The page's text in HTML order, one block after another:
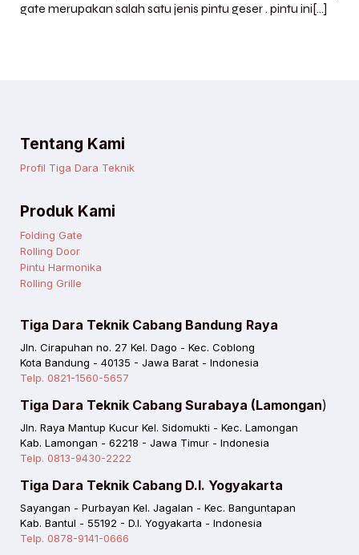
gate merupakan salah satu jenis pintu geser . pintu ini[…]
Tentang Kami
Profil Tiga Dara Teknik
Produk Kami
Folding Gate
Rolling Door
Pintu Harmonika
Rolling Grille
Tiga Dara Teknik Cabang Bandung Raya
Jln. Cirapuhan no. 27 Kel. Dago - Kec. Coblong
Kota Bandung - 40135 - Jawa Barat - Indonesia
Telp. 0821-1560-5657
Tiga Dara Teknik Cabang Surabaya (Lamongan)
Jln. Raya Mantup Kucur Kel. Sidomukti - Kec. Lamongan
Kab. Lamongan - 62218 - Jawa Timur - Indonesia
Telp. 0813-9430-2222
Tiga Dara Teknik Cabang D.I. Yogyakarta
Sayangan - Purbayan Kel. Jagalan - Kec. Banguntapan
Kab. Bantul - 55192 - D.I. Yogyakarta - Indonesia
Telp. 0878-9141-0666